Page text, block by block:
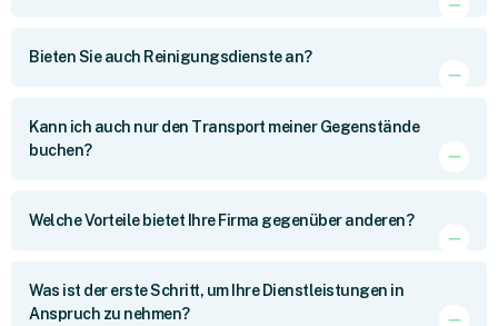
Bieten Sie auch Reinigungsdienste an?
Kann ich auch nur den Transport meiner Gegenstände
buchen?
Welche Vorteile bietet Ihre Firma gegenüber anderen?
Was ist der erste Schritt, um Ihre Dienstleistungen in
Anspruch zu nehmen?